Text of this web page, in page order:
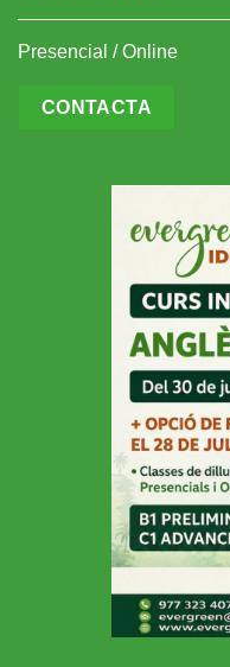
Presencial / Online
CONTACTA